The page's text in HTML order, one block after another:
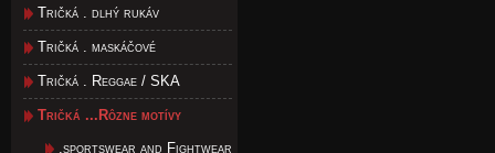
Tričká . dlhý rukáv
Tričká . maskáčové
Tričká . Reggae / SKA
Tričká ...Rôzne motívy
.sportswear and Fightwear